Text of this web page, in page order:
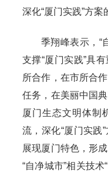
深化“厦门实践”方案
季翔峰表示，“
支撑“厦门实践”具
所合作，在市所合
任务，在美丽中国
厦门生态文明体制
流，深化“厦门实践
展现厦门特色，形
“自净城市”相关技